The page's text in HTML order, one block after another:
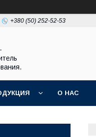
+380 (50) 252-52-53
О НАС